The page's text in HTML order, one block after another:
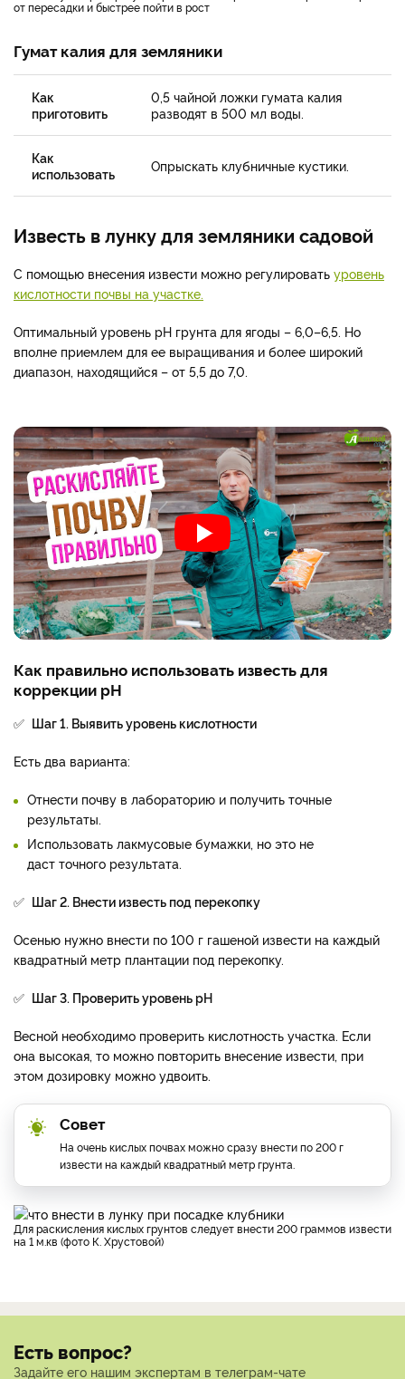
от пересадки и быстрее пойти в рост
Гумат калия для земляники
Как
приготовить
0,5 чайной ложки гумата калия
разводят в 500 мл воды.
Как
использовать
Опрыскать клубничные кустики.
Известь в лунку для земляники садовой
С помощью внесения извести можно регулировать уровень
кислотности почвы на участке.
Оптимальный уровень pH грунта для ягоды – 6,0–6,5. Но
вполне приемлем для ее выращивания и более широкий
диапазон, находящийся – от 5,5 до 7,0.
Как правильно использовать известь для
коррекции pH
✅ Шаг 1. Выявить уровень кислотности
Есть два варианта:
Отнести почву в лабораторию и получить точные
результаты.
Использовать лакмусовые бумажки, но это не
даст точного результата.
✅ Шаг 2. Внести известь под перекопку
Осенью нужно внести по 100 г гашеной извести на каждый
квадратный метр плантации под перекопку.
✅ Шаг 3. Проверить уровень рН
Весной необходимо проверить кислотность участка. Если
она высокая, то можно повторить внесение извести, при
этом дозировку можно удвоить.
Совет
На очень кислых почвах можно сразу внести по 200 г
извести на каждый квадратный метр грунта.
Для раскисления кислых грунтов следует внести 200 граммов извести
на 1 м.кв (фото К. Хрустовой)
Есть вопрос?
Задайте его нашим экспертам в телеграм-чате